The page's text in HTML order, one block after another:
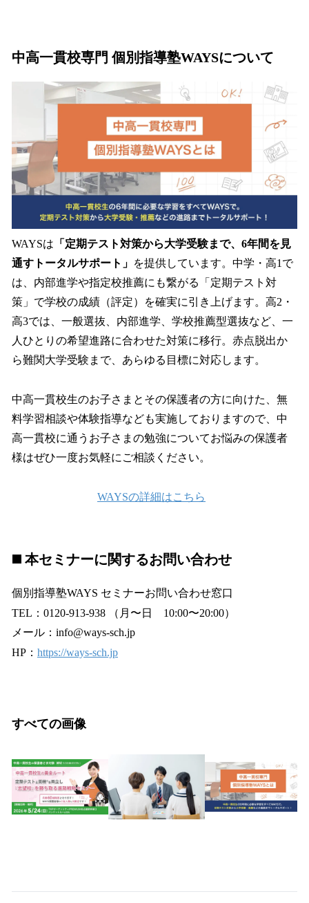
中高一貫校専門 個別指導塾WAYSについて
WAYSは 「定期テスト対策から大学受験まで、6年間を見
通すトータルサポート」 を提供しています。中学・高1で
は、内部進学や指定校推薦にも繋がる「定期テスト対
策」で学校の成績（評定）を確実に引き上げます。高2・
高3では、一般選抜、内部進学、学校推薦型選抜など、一
人ひとりの希望進路に合わせた対策に移行。赤点脱出か
ら難関大学受験まで、あらゆる目標に対応します。
中高一貫校生のお子さまとその保護者の方に向けた、無
料学習相談や体験指導なども実施しておりますので、中
高一貫校に通うお子さまの勉強についてお悩みの保護者
様はぜひ一度お気軽にご相談ください。
WAYSの詳細はこちら
◼️ 本セミナーに関するお問い合わせ
個別指導塾WAYS セミナーお問い合わせ窓口
TEL：0120-913-938 （月〜日 10:00〜20:00）
メール：info@ways-sch.jp
HP： https://ways-sch.jp
すべての画像